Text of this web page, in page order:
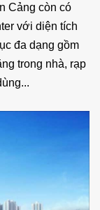
Cảng còn có
với diện tích
đa dạng gồm
trong nhà, rạp